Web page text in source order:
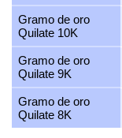
Gramo de oro
Quilate 10K
Gramo de oro
Quilate 9K
Gramo de oro
Quilate 8K